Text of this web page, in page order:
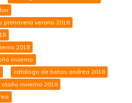
verano 2018
2018
invierno
catalogo de botas andrea 2018
invierno 2018